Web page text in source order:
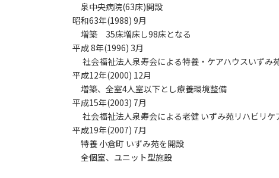
泉中央病院(63床)開設
昭和63年(1988) 9月
増築 35床増床し98床となる
平成 8年(1996) 3月
社会福祉法人泉寿会による特養・ケアハウスいずみ
平成12年(2000) 12月
増築、全室4人室以下とし療養環境整備
平成15年(2003) 7月
社会福祉法人泉寿会による老健 いずみ苑リハビリ
平成19年(2007) 7月
特養 小倉町 いずみ苑を開設
全個室、ユニット型施設